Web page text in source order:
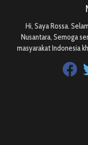
Hi, Saya Rossa.
Nusantara, Semoga
masyarakat Indonesia